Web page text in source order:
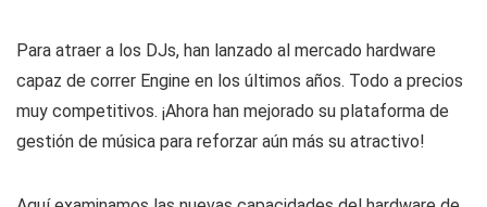
Para atraer a los DJs, han lanzado al mercado hardware
capaz de correr Engine en los últimos años. Todo a precios
muy competitivos. ¡Ahora han mejorado su plataforma de
gestión de música para reforzar aún más su atractivo!